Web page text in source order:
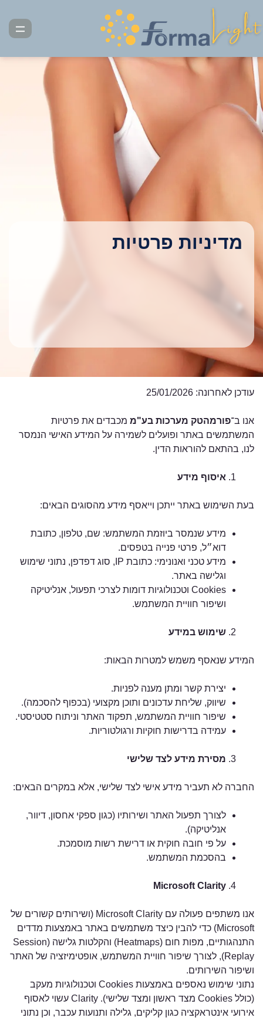
לתוכן
מדיניות פרטיות
עודכן לאחרונה: 25/01/2026
אנו ב־פורמהטק מערכות בע"מ מכבדים את פרטיות
המשתמשים באתר ופועלים לשמירה על המידע האישי הנמסר
לנו, בהתאם להוראות הדין.
איסוף מידע
בעת השימוש באתר ייתכן וייאסף מידע מהסוגים הבאים:
מידע שנמסר ביוזמת המשתמש: שם, טלפון, כתובת
דוא״ל, פרטי פנייה בטפסים.
מידע טכני ואנונימי: כתובת IP, סוג דפדפן, נתוני שימוש
וגלישה באתר.
Cookies וטכנולוגיות דומות לצרכי תפעול, אנליטיקה
ושיפור חוויית המשתמש.
שימוש במידע
המידע שנאסף משמש למטרות הבאות:
יצירת קשר ומתן מענה לפניות.
שיווק, שליחת עדכונים ותוכן מקצועי (בכפוף להסכמה).
שיפור חוויית המשתמש, תפקוד האתר וניתוח סטטיסטי.
עמידה בדרישות חוקיות ורגולטוריות.
מסירת מידע לצד שלישי
החברה לא תעביר מידע אישי לצד שלישי, אלא במקרים הבאים:
לצורך תפעול האתר ושירותיו (כגון ספקי אחסון, דיוור,
אנליטיקה).
על פי חובה חוקית או דרישת רשות מוסמכת.
בהסכמת המשתמש.
Microsoft Clarity
אנו משתפים פעולה עם Microsoft Clarity (ושירותים קשורים של
Microsoft) כדי להבין כיצד משתמשים באתר באמצעות מדדים
התנהגותיים, מפות חום (Heatmaps) והקלטות גלישה (Session
Replay), לצורך שיפור חוויית המשתמש, אופטימיזציה של האתר
ושיפור השירותים.
נתוני שימוש נאספים באמצעות Cookies וטכנולוגיות מעקב
(כולל Cookies מצד ראשון ומצד שלישי). Clarity עשוי לאסוף
אירועי אינטראקציה כגון קליקים, גלילה ותנועות עכבר, וכן נתוני